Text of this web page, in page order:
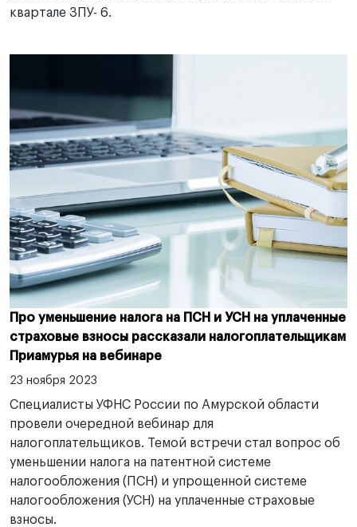
квартале ЗПУ- 6.
Про уменьшение налога на ПСН и УСН на уплаченные
страховые взносы рассказали налогоплательщикам
Приамурья на вебинаре
23 ноября 2023
Специалисты УФНС России по Амурской области
провели очередной вебинар для
налогоплательщиков. Темой встречи стал вопрос об
уменьшении налога на патентной системе
налогообложения (ПСН) и упрощенной системе
налогообложения (УСН) на уплаченные страховые
взносы.